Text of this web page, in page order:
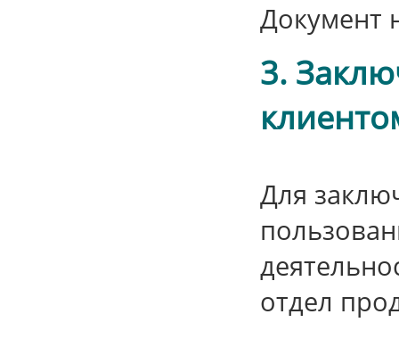
Документ
3.
Для
отдел